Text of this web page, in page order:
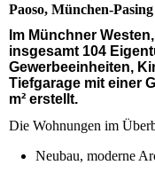
Paoso, München-Pasing
Im Münchner
insgesamt 104
Gewerbeeinheiten,
Tiefgarage mit einer
m² erstellt.
Die Wohnungen im
Neubau, moderne